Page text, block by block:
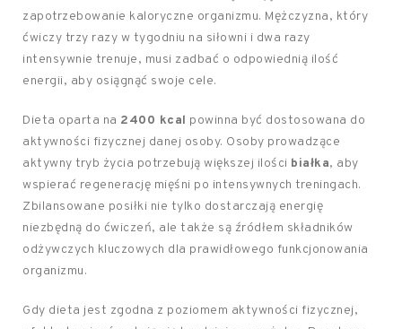
zapotrzebowanie kaloryczne organizmu. Mężczyzna, który
ćwiczy trzy razy w tygodniu na siłowni i dwa razy
intensywnie trenuje, musi zadbać o odpowiednią ilość
energii, aby osiągnąć swoje cele.
Dieta oparta na 2400 kcal powinna być dostosowana do
aktywności fizycznej danej osoby. Osoby prowadzące
aktywny tryb życia potrzebują większej ilości białka, aby
wspierać regenerację mięśni po intensywnych treningach.
Zbilansowane posiłki nie tylko dostarczają energię
niezbędną do ćwiczeń, ale także są źródłem składników
odżywczych kluczowych dla prawidłowego funkcjonowania
organizmu.
Gdy dieta jest zgodna z poziomem aktywności fizycznej,